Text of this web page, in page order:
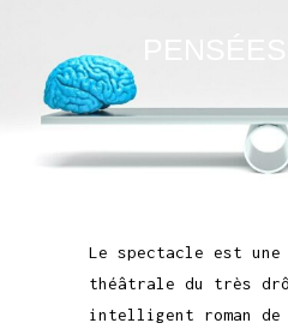
Le spectacle est une
théâtrale du très
intelligent roman de